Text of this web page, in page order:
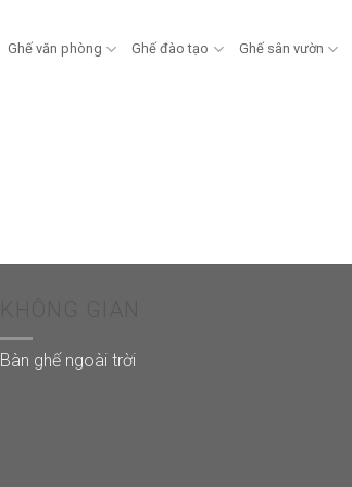
Ghế văn phòng Ghế đào tạo Ghế sân vườn
Bàn ghế ngoài trời